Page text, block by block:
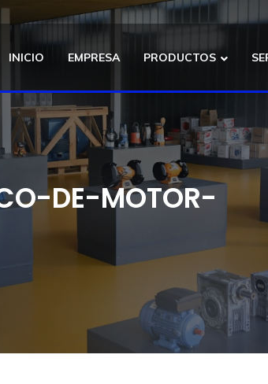
INICIO EMPRESA PRODUCTOS
DE-MOTOR-